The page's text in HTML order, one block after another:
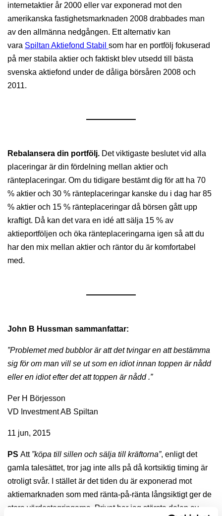
internetaktier år 2000 eller var exponerad mot den
amerikanska fastighetsmarknaden 2008 drabbades man
av den allmänna nedgången. Ett alternativ kan
vara Spiltan Aktiefond Stabilsom har en portfölj fokuserad
på mer stabila aktier och faktiskt blev utsedd till bästa
svenska aktiefond under de dåliga börsåren 2008 och
2011.
Rebalansera din portfölj. Det viktigaste beslutet vid alla
placeringar är din fördelning mellan aktier och
ränteplaceringar. Om du tidigare bestämt dig för att ha 70
% aktier och 30 % ränteplaceringar kanske du i dag har 85
% aktier och 15 % ränteplaceringar då börsen gått upp
kraftigt. Då kan det vara en idé att sälja 15 % av
aktieportföljen och öka ränteplaceringarna igen så att du
har den mix mellan aktier och räntor du är komfortabel
med.
John B Hussman sammanfattar:
”Problemet med bubblor är att det tvingar en att bestämma
sig för om man vill se ut som en idiot innan toppen är nådd
eller en idiot efter det att toppen är nådd .”
Per H Börjesson
VD Investment AB Spiltan
11 jun, 2015
PSAtt ”köpa till sillen och sälja till kräftorna”, enligt det
gamla talesättet, tror jag inte alls på då kortsiktig timing är
otroligt svår. I stället är det tiden du är exponerad mot
aktiemarknaden som med ränta-på-ränta långsiktigt ger de
stora värdestegringarna. Privat har jag största delen av